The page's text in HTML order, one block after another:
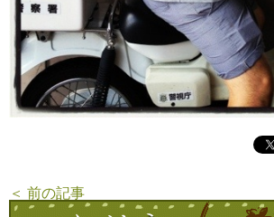
＜ 前の記事